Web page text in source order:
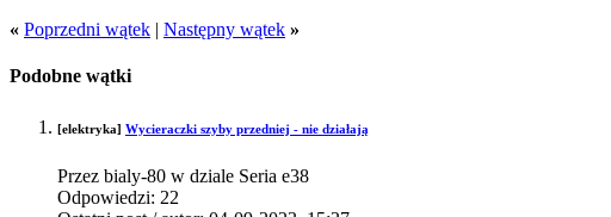
« Poprzedni wątek | Następny wątek »
Podobne wątki
[elektryka] Wycieraczki szyby przedniej - nie działają
Przez bialy-80 w dziale Seria e38
Odpowiedzi: 22